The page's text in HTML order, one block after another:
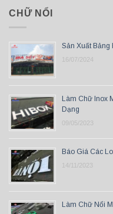
CHỮ NỔI
Sản Xuất Bảng
16/07/2024
Làm Chữ Inox
Dạng
09/05/2023
Báo Giá Các
14/11/2023
Làm Chữ Nổi